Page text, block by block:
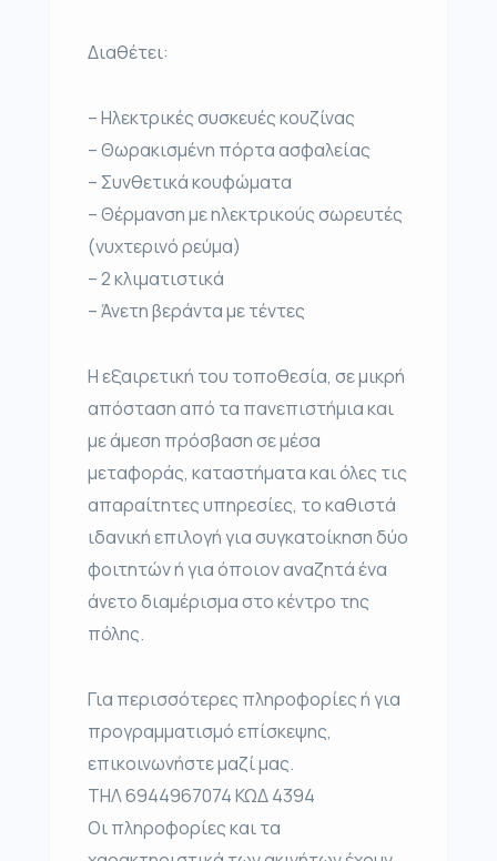
Διαθέτει:
– Ηλεκτρικές συσκευές κουζίνας
– Θωρακισμένη πόρτα ασφαλείας
– Συνθετικά κουφώματα
– Θέρμανση με ηλεκτρικούς σωρευτές
(νυχτερινό ρεύμα)
– 2 κλιματιστικά
– Άνετη βεράντα με τέντες
Η εξαιρετική του τοποθεσία, σε μικρή
απόσταση από τα πανεπιστήμια και
με άμεση πρόσβαση σε μέσα
μεταφοράς, καταστήματα και όλες τις
απαραίτητες υπηρεσίες, το καθιστά
ιδανική επιλογή για συγκατοίκηση δύο
φοιτητών ή για όποιον αναζητά ένα
άνετο διαμέρισμα στο κέντρο της
πόλης.
Για περισσότερες πληροφορίες ή για
προγραμματισμό επίσκεψης,
επικοινωνήστε μαζί μας.
ΤΗΛ 6944967074 ΚΩΔ 4394
Οι πληροφορίες και τα